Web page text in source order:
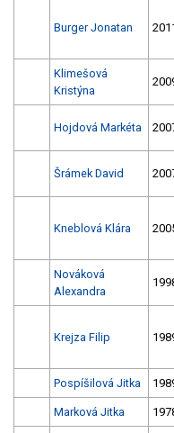
Burger Jonatan
Klimešová
Kristýna
Hojdová Markéta
Šrámek David
Kneblová Klára
Nováková
Alexandra
Krejza Filip
Pospíšilová Jitka
Marková Jitka